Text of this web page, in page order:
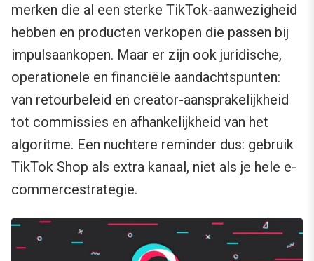
merken die al een sterke TikTok-aanwezigheid
hebben en producten verkopen die passen bij
impulsaankopen. Maar er zijn ook juridische,
operationele en financiële aandachtspunten:
van retourbeleid en creator-aansprakelijkheid
tot commissies en afhankelijkheid van het
algoritme. Een nuchtere reminder dus: gebruik
TikTok Shop als extra kanaal, niet als je hele e-
commercestrategie.